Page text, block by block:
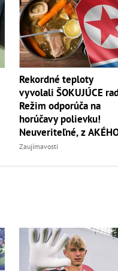
Rekordné teploty
vyvolali ŠOKUJÚCE
Režim odporúča na
horúčavy polievku!
Neuveriteľné, z
zvierata
Zaujímavosti